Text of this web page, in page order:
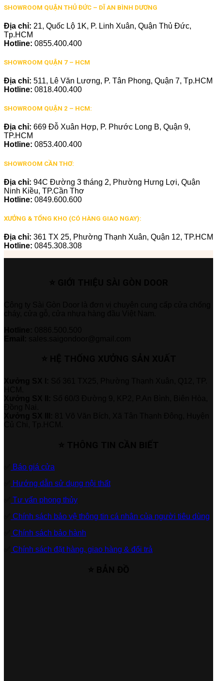
SHOWROOM QUẬN THỦ ĐỨC – DĨ AN BÌNH DƯƠNG
Địa chỉ: 21, Quốc Lộ 1K, P. Linh Xuân, Quận Thủ Đức,
Tp.HCM
Hotline: 0855.400.400
SHOWROOM QUẬN 7 – HCM
Địa chỉ: 511, Lê Văn Lương, P. Tân Phong, Quận 7, Tp.HCM
Hotline: 0818.400.400
SHOWROOM QUẬN 2 – HCM:
Địa chỉ: 669 Đỗ Xuân Hợp, P. Phước Long B, Quận 9,
TP.HCM
Hotline: 0853.400.400
SHOWROOM CẦN THƠ:
Địa chỉ: 94C Đường 3 tháng 2, Phường Hưng Lợi, Quận
Ninh Kiều, TP.Cần Thơ
Hotline: 0849.600.600
XƯỞNG & TỔNG KHO (CÓ HÀNG GIAO NGAY):
Địa chỉ: 361 TX 25, Phường Thạnh Xuân, Quận 12, TP.HCM
Hotline: 0845.308.308
Báo giá cửa
Hướng dẫn sử dụng nội thất
Tư vấn phong thủy
Chính sách bảo vệ thông tin cá nhân của người tiêu dùng
Chính sách bảo hành
Chính sách đặt hàng, giao hàng & đổi trả